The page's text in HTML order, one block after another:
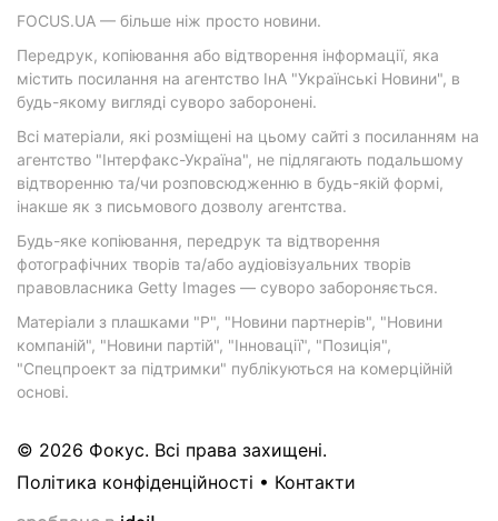
FOCUS.UA — більше ніж просто новини.
Передрук, копіювання або відтворення інформації, яка
містить посилання на агентство ІнА "Українські Новини", в
будь-якому вигляді суворо заборонені.
Всі матеріали, які розміщені на цьому сайті з посиланням на
агентство "Інтерфакс-Україна", не підлягають подальшому
відтворенню та/чи розповсюдженню в будь-якій формі,
інакше як з письмового дозволу агентства.
Будь-яке копіювання, передрук та відтворення
фотографічних творів та/або аудіовізуальних творів
правовласника Getty Images — суворо забороняється.
Матеріали з плашками "Р", "Новини партнерів", "Новини
компаній", "Новини партій", "Інновації", "Позиція",
"Спецпроект за підтримки" публікуються на комерційній
основі.
© 2026 Фокус. Всі права захищені.
Політика конфіденційності • Контакти